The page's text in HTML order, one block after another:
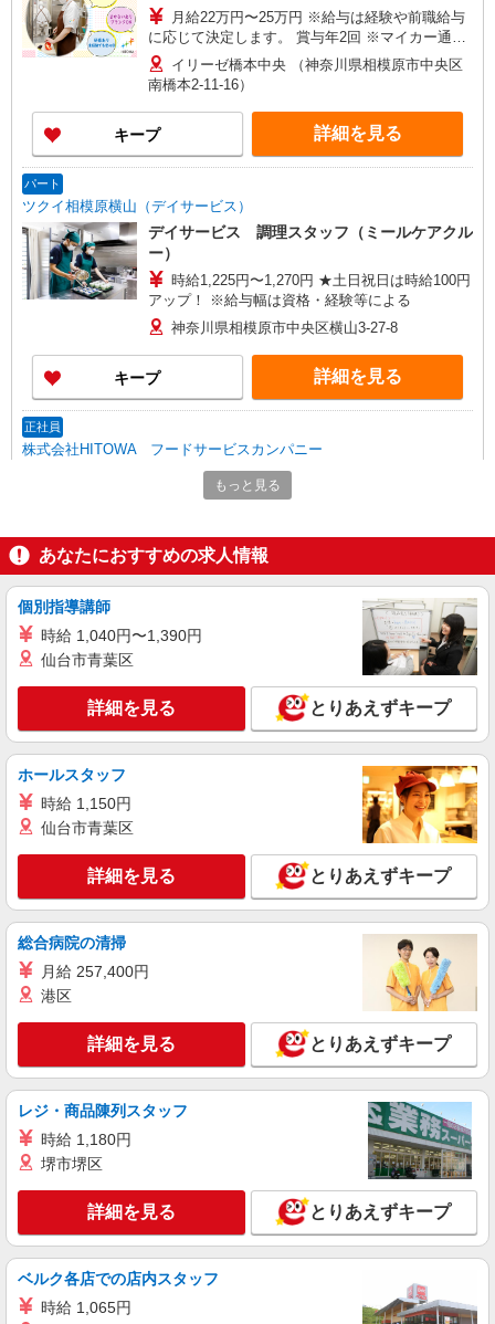
月給22万円〜25万円 ※給与は経験や前職給与
に応じて決定します。 賞与年2回 ※マイカー通勤
可能な方優遇
イリーゼ橋本中央 （神奈川県相模原市中央区
南橋本2-11-16）
キープ 詳細を見る
パート
ツクイ相模原横山（デイサービス）
デイサービス 調理スタッフ（ミールケアクル
ー）
時給1,225円〜1,270円 ★土日祝日は時給100円
アップ！ ※給与幅は資格・経験等による
神奈川県相模原市中央区横山3-27-8
キープ 詳細を見る
正社員
株式会社HITOWA フードサービスカンパニー
福祉施設での栄養士【正社員】
月給22万円〜25万円 ※給与は経験や前職給与
可能な方優遇
イリーゼ橋本中央 （神奈川県相模原市中央区
南橋本2-11-16）
詳細を見る
アルバイト パート
株式会社HITOWA フードサービスカンパニー
福祉施設での調理員【アルバイト・パート】
時給1,350円以上 ※経験によりスタート時給は
変動します。 ※AP評価制度：あり 年1回の評価
により時給を見直します。 ※アルバイト賞与（寸
志）：あり 年2回。勤続年数により金額UP。
はなことば相模原 （神奈川県相模原市中央区
詳細を見る
正社員
株式会社HITOWA フードサービスカンパニー
に応じて決定します。 賞与年2回 ※マイカー通勤
可能な方優遇
はなことば相模原 （神奈川県相模原市中央区
小町通1-11-12）
キープ 詳細を見る
正社員
株式会社HITOWA フードサービスカンパニー
福祉施設での調理師【正社員】
月給22万円〜25万円 ※給与は経験や前職給与
に応じて決定します。 賞与年2回
イリーゼ相模原矢部 （神奈川県相模原市中央
もっと見る
あなたにおすすめの求人情報
個別指導講師
時給 1,040円〜1,390円
仙台市青葉区
詳細を見る とりあえずキープ
ホールスタッフ
時給 1,150円
仙台市青葉区
詳細を見る とりあえずキープ
総合病院の清掃
月給 257,400円
港区
詳細を見る とりあえずキープ
レジ・商品陳列スタッフ
時給 1,180円
堺市堺区
詳細を見る とりあえずキープ
ベルク各店での店内スタッフ
時給 1,065円